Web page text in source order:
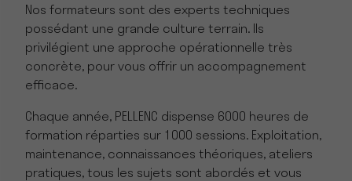
Nos formateurs sont des experts techniques
possédant une grande culture terrain. Ils
privilégient une approche opérationnelle très
concrète, pour vous offrir un accompagnement
efficace.
Chaque année, PELLENC dispense 6000 heures de
formation réparties sur 1000 sessions. Exploitation,
maintenance, connaissances théoriques, ateliers
pratiques, tous les sujets sont abordés et vous